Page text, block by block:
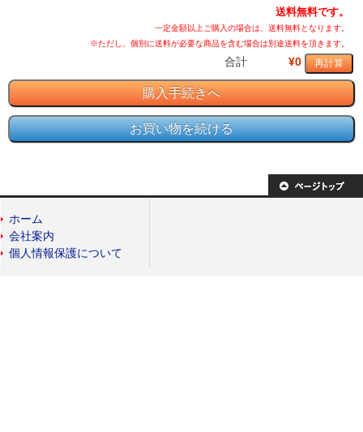
送料無料です。
一定金額以上ご購入の場合は、送料無料となります。
※ただし、個別に送料が必要な商品を含む場合は別途送料を頂きます。
合計 ¥0
ホーム
会社案内
個人情報保護について